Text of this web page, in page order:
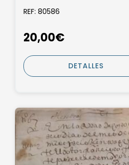
REF: 80586
20,00€
DETALLES